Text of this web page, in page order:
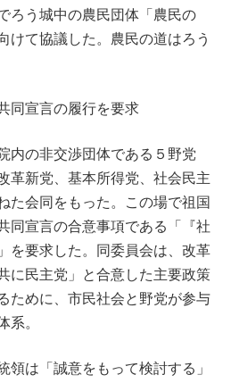
ろう城中の農民団体「農民の
けて協議した。農民の道はろう
同宣言の履行を要求
内の非交渉団体である５野党
革新党、基本所得党、社会民主
た会同をもった。この場で祖国
同宣言の合意事項である「『社
を要求した。同委員会は、改革
に民主党」と合意した主要政策
ために、市民社会と野党が参与
系。
領は「誠意をもって検討する」